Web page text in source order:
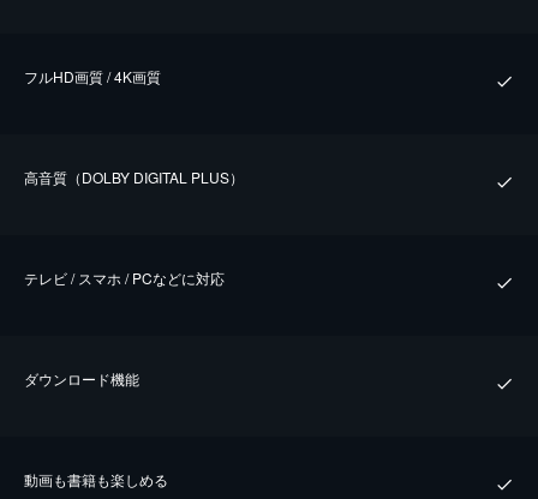
フルHD画質 / 4K画質
⾼⾳質（DOLBY DIGITAL PLUS）
テレビ / スマホ / PCなどに対応
ダウンロード機能
動画も書籍も楽しめる